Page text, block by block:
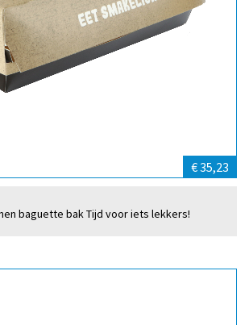
€ 35,23
baguette bak Tijd voor iets lekkers!